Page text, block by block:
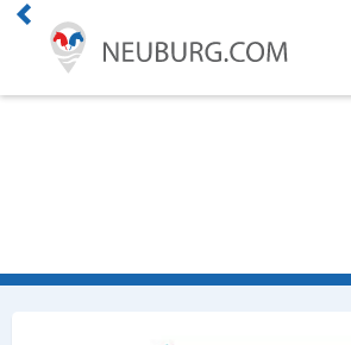
Dienstleistung